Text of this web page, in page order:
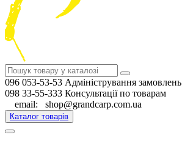
096 053-53-53 Адміністрування замовлень
098 33-55-333 Консультації по товарам
email: shop@grandcarp.com.ua
Каталог товарів